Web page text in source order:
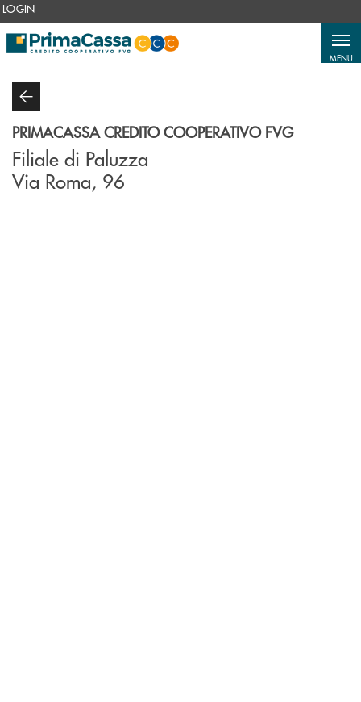
Salta al contenuto principale
LOGIN
MENU
PRIMACASSA CREDITO COOPERATIVO FVG
Filiale di Paluzza
Via Roma, 96